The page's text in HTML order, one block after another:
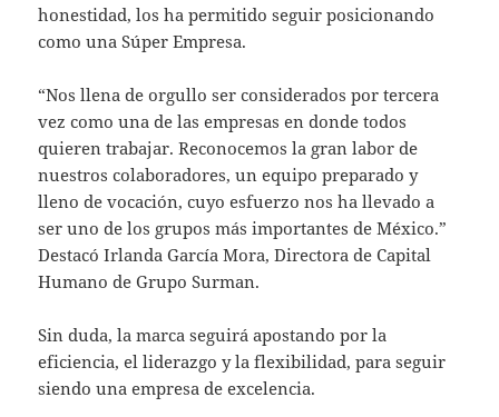
honestidad, los ha permitido seguir posicionando
como una Súper Empresa.
“Nos llena de orgullo ser considerados por tercera
vez como una de las empresas en donde todos
quieren trabajar. Reconocemos la gran labor de
nuestros colaboradores, un equipo preparado y
lleno de vocación, cuyo esfuerzo nos ha llevado a
ser uno de los grupos más importantes de México.”
Destacó Irlanda García Mora, Directora de Capital
Humano de Grupo Surman.
Sin duda, la marca seguirá apostando por la
eficiencia, el liderazgo y la flexibilidad, para seguir
siendo una empresa de excelencia.